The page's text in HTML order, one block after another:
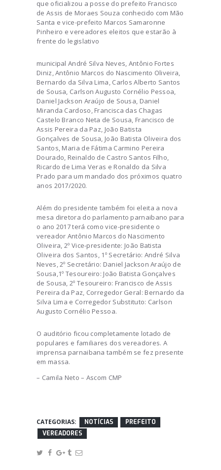
que oficializou a posse do prefeito Francisco
de Assis de Moraes Souza conhecido com Mão
Santa e vice-prefeito Marcos Samaronne
Pinheiro e vereadores eleitos que estarão à
frente do legislativo
municipal André Silva Neves, Antônio Fortes
Diniz, Antônio Marcos do Nascimento Oliveira,
Bernardo da Silva Lima, Carlos Alberto Santos
de Sousa, Carlson Augusto Cornélio Pessoa,
Daniel Jackson Araújo de Sousa, Daniel
Miranda Cardoso, Francisca das Chagas
Castelo Branco Neta de Sousa, Francisco de
Assis Pereira da Paz, João Batista
Gonçalves de Sousa, João Batista Oliveira dos
Santos, Maria de Fátima Carmino Pereira
Dourado, Reinaldo de Castro Santos Filho,
Ricardo de Lima Veras e Ronaldo da Silva
Prado para um mandado dos próximos quatro
anos 2017/2020.
Além do presidente também foi eleita a nova
mesa diretora do parlamento parnaibano para
o ano 2017 terá como vice-presidente o
vereador Antônio Marcos do Nascimento
Oliveira, 2º Vice-presidente: João Batista
Oliveira dos Santos, 1º Secretário: André Silva
Neves, 2º Secretário: Daniel Jackson Araújo de
Sousa,1º Tesoureiro: João Batista Gonçalves
de Sousa, 2º Tesoureiro: Francisco de Assis
Pereira da Paz, Corregedor Geral: Bernardo da
Silva Lima e Corregedor Substituto: Carlson
Augusto Cornélio Pessoa.
O auditório ficou completamente lotado de
populares e familiares dos vereadores. A
imprensa parnaibana também se fez presente
em massa.
– Camila Neto – Ascom CMP
CATEGORIAS: NOTÍCIAS
PREFEITO
VEREADORES